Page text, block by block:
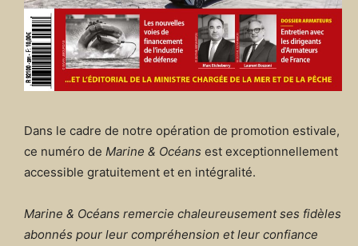
Dans le cadre de notre opération de promotion estivale,
ce numéro de Marine & Océans est exceptionnellement
accessible gratuitement et en intégralité.
Marine & Océans remercie chaleureusement ses fidèles
abonnés pour leur compréhension et leur confiance